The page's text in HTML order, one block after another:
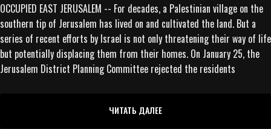
OCCUPIED EAST JERUSALEM -- For decades, a Palestinian village on the
southern tip of Jerusalem has lived on and cultivated the land. But a
series of recent efforts by Israel is not only threatening their way of life
but potentially displacing them from their homes. On January 25, the
Jerusalem District Planning Committee rejected the residents
ЧИТАТЬ ДАЛЕЕ